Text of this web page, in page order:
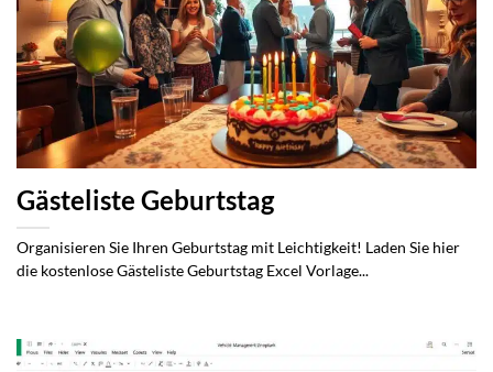
Gästeliste Geburtstag
Organisieren Sie Ihren Geburtstag mit Leichtigkeit! Laden Sie hier
die kostenlose Gästeliste Geburtstag Excel Vorlage...